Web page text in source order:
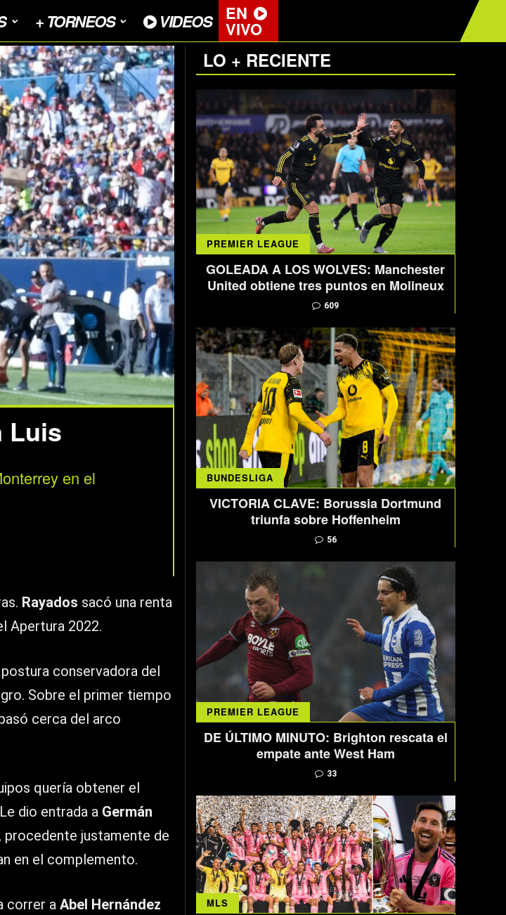
+ TORNEOS VIDEOS EN
VIVO
Luis
en el
Rayados sacó una renta
Apertura 2022.
conservadora del
Sobre el primer tiempo
cerca del arco
quería obtener el
dio entrada a Germán
procedente justamente de
en el complemento.
correr a Abel Hernández
LO + RECIENTE
PREMIER LEAGUE
GOLEADA A LOS WOLVES: Manchester
United obtiene tres puntos en Molineux
609
BUNDESLIGA
VICTORIA CLAVE: Borussia Dortmund
triunfa sobre Hoffenheim
56
PREMIER LEAGUE
DE ÚLTIMO MINUTO: Brighton rescata el
empate ante West Ham
33
MLS